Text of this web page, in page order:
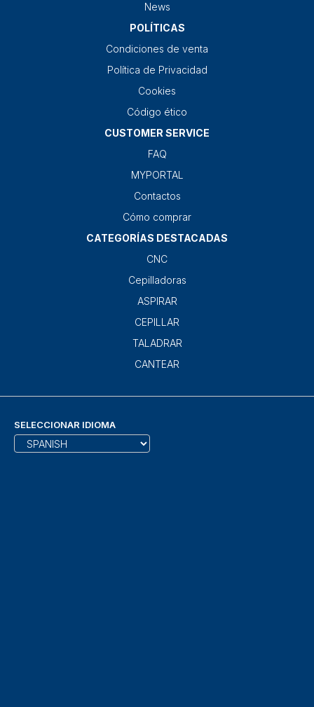
News
POLÍTICAS
Condiciones de venta
Política de Privacidad
Cookies
Código ético
CUSTOMER SERVICE
FAQ
MYPORTAL
Contactos
Cómo comprar
CATEGORÍAS DESTACADAS
CNC
Cepilladoras
ASPIRAR
CEPILLAR
TALADRAR
CANTEAR
SELECCIONAR IDIOMA